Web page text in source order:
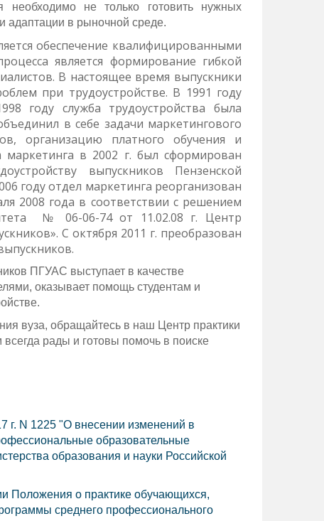
необходимо не только готовить нужных
адаптации в рыночной среде.
обеспечение квалифицированными
является формирование гибкой
В настоящее время выпускники
при трудоустройстве. В 1991 году
году служба трудоустройства была
в себе задачи маркетингового
организацию платного обучения и
маркетинга в 2002 г. был сформирован
выпускников Пензенской
году отдел маркетинга реорганизован
2008 года в соответствии с решением
№ 06-06-74 от 11.02.08 г. Центр
С октября 2011 г. преобразован
ПГУАС выступает в качестве
оказывает помощь студентам и
вуза, обращайтесь в наш Центр практики
всегда рады и готовы помочь в поиске
г. N 1225 "О внесении изменений в
образовательные
образования и науки Российской
Положения о практике обучающихся,
среднего профессионального